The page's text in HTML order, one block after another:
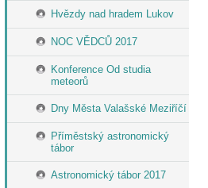
Hvězdy nad hradem Lukov
NOC VĚDCŮ 2017
Konference Od studia
meteorů
Dny Města Valašské Meziříčí
Příměstský astronomický
tábor
Astronomický tábor 2017